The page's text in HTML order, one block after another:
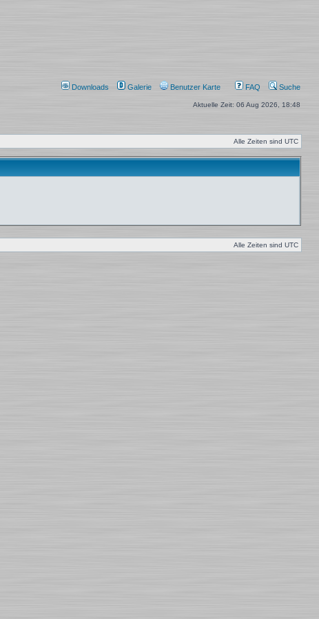
Downloads Galerie Benutzer Karte FAQ Suche
Aktuelle Zeit: 06 Aug 2026, 18:48
Alle Zeiten sind UTC
Alle Zeiten sind UTC